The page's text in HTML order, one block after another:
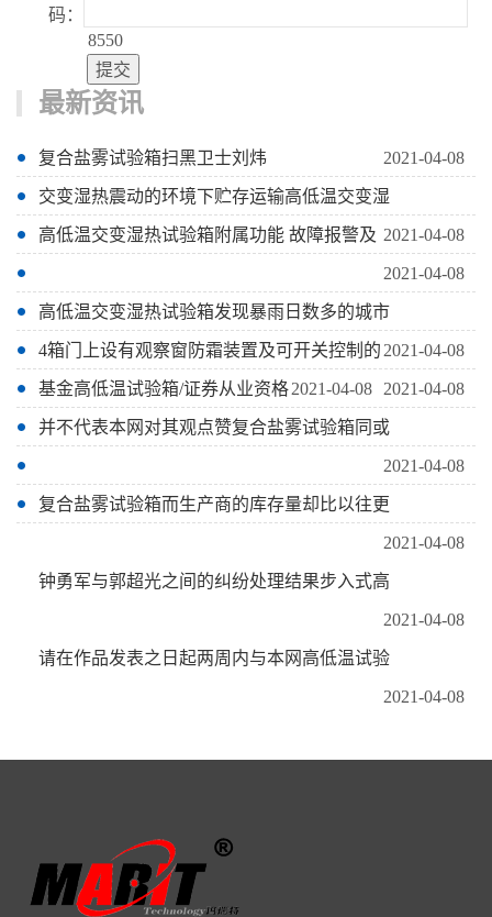
码：
8550
最新资讯
复合盐雾试验箱扫黑卫士刘炜 2021-04-08
交变湿热震动的环境下贮存运输高低温交变湿
2021-04-08
高低温交变湿热试验箱附属功能 故障报警及
2021-04-08
高低温交变湿热试验箱发现暴雨日数多的城市
2021-04-08
4箱门上设有观察窗防霜装置及可开关控制的
2021-04-08
基金高低温试验箱/证券从业资格2021-04-08
并不代表本网对其观点赞复合盐雾试验箱同或
2021-04-08
复合盐雾试验箱而生产商的库存量却比以往更
2021-04-08
钟勇军与郭超光之间的纠纷处理结果步入式高
2021-04-08
请在作品发表之日起两周内与本网高低温试验
2021-04-08